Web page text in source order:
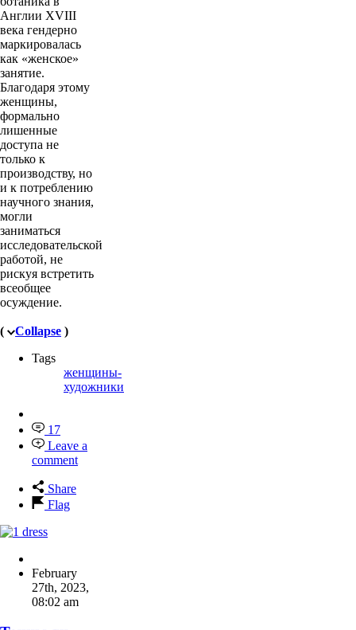
Англии XVIII
века гендерно
маркировалась
как «женское»
занятие.
Благодаря этому
женщины,
формально
лишенные
доступа не
только к
производству, но
и к потреблению
научного знания,
могли
заниматься
исследовательской
работой, не
рискуя встретить
всеобщее
осуждение.
( Collapse )
Tags
женщины-
художники
17
Leave a
comment
Share
Flag
February
27th, 2023,
08:02 am